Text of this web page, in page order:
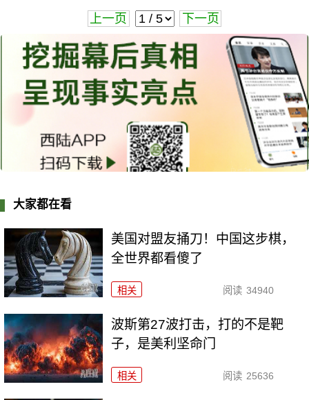
上一页 下一页
大家都在看
美国对盟友捅刀！中国这步棋，
全世界都看傻了
相关 阅读 34940
波斯第27波打击，打的不是靶
子，是美利坚命门
相关 阅读 25636